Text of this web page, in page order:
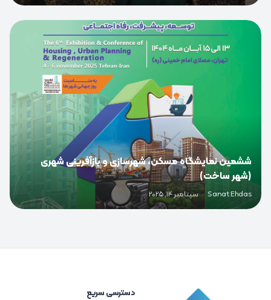
0
ششمین نمایشگاه مسکن، شهرسازی و بازآفرینی شهری
(شهر ساخت)
Sanat Ehdas
· سپتامبر 14, 2025
دسترسی سریع